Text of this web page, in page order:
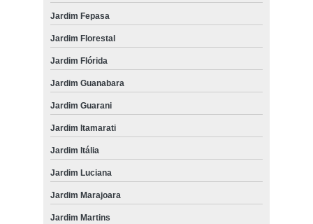
Jardim Fepasa
Jardim Florestal
Jardim Flórida
Jardim Guanabara
Jardim Guarani
Jardim Itamarati
Jardim Itália
Jardim Luciana
Jardim Marajoara
Jardim Martins